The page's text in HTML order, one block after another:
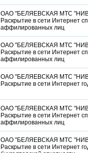
ОАО "БЕЛЯЕВСКАЯ МТС
Раскрытие в сети Интернет
аффилированных лиц
ОАО "БЕЛЯЕВСКАЯ МТС
Раскрытие в сети Интернет
аффилированных лиц
ОАО "БЕЛЯЕВСКАЯ МТС
Раскрытие в сети Интернет
ОАО "БЕЛЯЕВСКАЯ МТС
Раскрытие в сети Интернет
аффилированных лиц
ОАО "БЕЛЯЕВСКАЯ МТС
Раскрытие в сети Интернет